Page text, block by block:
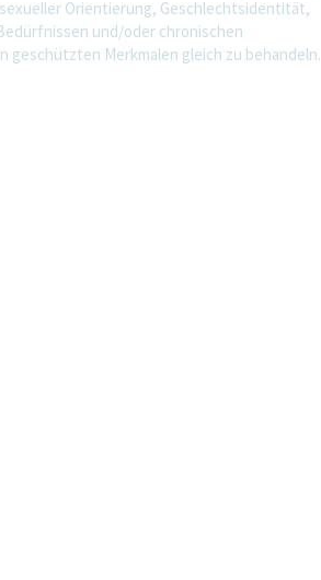
Orientierung, Geschlechtsidentität,
und/oder chronischen
geschützten Merkmalen gleich zu behandeln.